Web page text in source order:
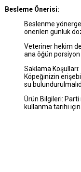
Besleme Önerisi:
Beslenme
önerilen günlük
Veteriner hekim
ana öğün porsiyon
Saklama
Köpeğinizin
su
Ürün Bilgileri: Parti
kullanma tarihi